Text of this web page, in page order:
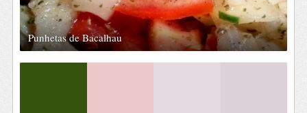
Punhetas de Bacalhau